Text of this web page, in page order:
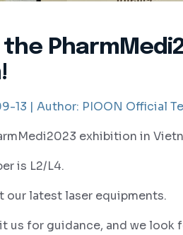
the
13 | Author: PIOON Official
exhibition in
is L2/L4.
our latest laser equipments.
us for guidance, and we look